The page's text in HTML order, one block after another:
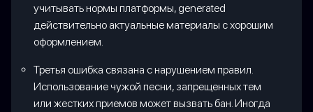
учитывать нормы платформы, generated
действительно актуальные материалы с хорошим
оформлением.
Третья ошибка связана с нарушением правил.
Использование чужой песни, запрещенных тем
или жестких приемов может вызвать бан. Иногда